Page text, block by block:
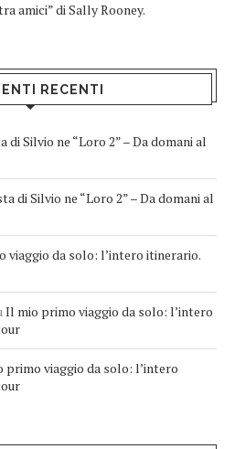
amici” di Sally Rooney.
RECENTI
Silvio ne “Loro 2” – Da domani al
di Silvio ne “Loro 2” – Da domani al
viaggio da solo: l’intero itinerario.
Il mio primo viaggio da solo: l’intero
primo viaggio da solo: l’intero